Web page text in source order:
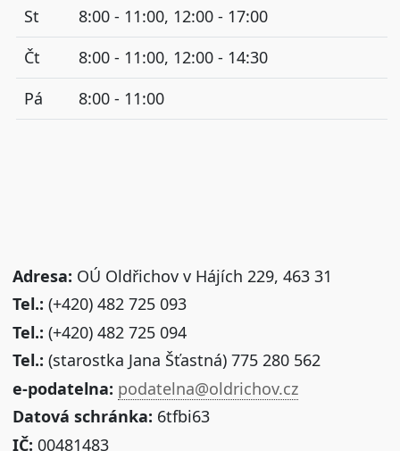
St
8:00 - 11:00, 12:00 - 17:00
Čt
8:00 - 11:00, 12:00 - 14:30
Pá
8:00 - 11:00
Adresa: OÚ Oldřichov v Hájích 229, 463 31
Tel.: (+420) 482 725 093
Tel.: (+420) 482 725 094
Tel.: (starostka Jana Šťastná) 775 280 562
e-podatelna: podatelna@oldrichov.cz
Datová schránka: 6tfbi63
IČ: 00481483